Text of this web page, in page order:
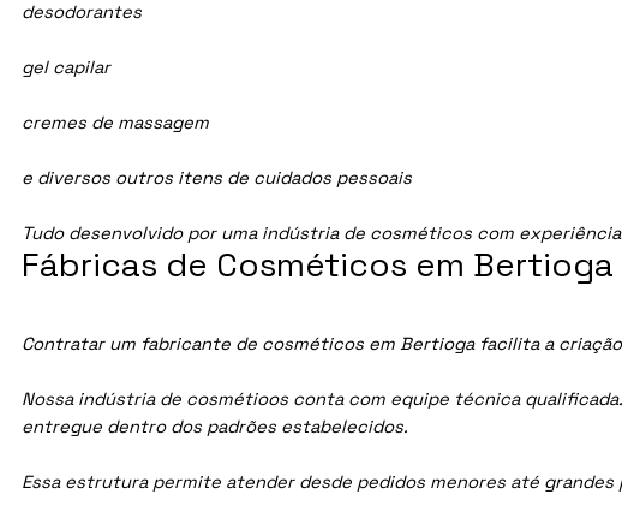
desodorantes
gel capilar
cremes de massagem
e diversos outros itens de cuidados pessoais
Tudo desenvolvido por uma indústria de cosméticos com
Contratar um fabricante de cosméticos em Bertioga facilita a
Nossa indústria de cosmétioos conta com equipe técnica
entregue dentro dos padrões estabelecidos.
Essa estrutura permite atender desde pedidos menores até
Fábricas de Cosméticos em Bertioga